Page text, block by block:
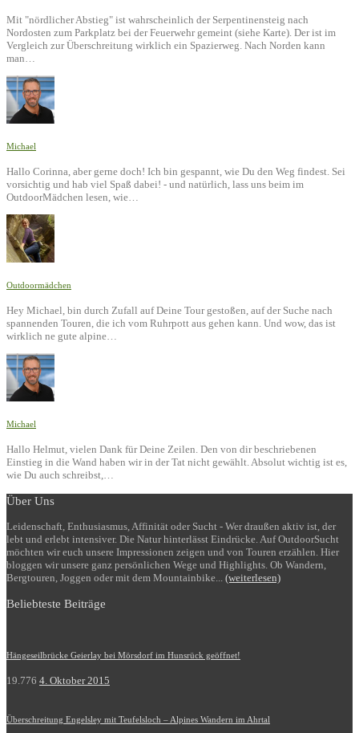
Mit "nördlicher Abstieg" ist wahrscheinlich der Serpentinensteig nach
Nordosten zum Parkplatz bei der Feuerwehr gemeint (siehe Karte). Der ist im
Vergleich zur Überschreitung wirklich ein Spazierweg. Nach Norden kann
man…
Michael
Hallo Corinna, aber gerne doch! Ich bin gespannt, wie Du den Weg findest. Sei
vorsichtig und hab viel Spaß dabei! - und natürlich, lass uns beim im
OutdoorMädchen lesen, wie…
Outdoormädchen
Hey Michael, bin durch Zufall auf Deine Tour gestoßen, auf der Suche nach
spannenden Touren, die ich vom Ruhrpott aus gehen kann. Und wow, das ist
wirklich ne gute alpine…
Michael
Hallo Helmut, vielen Dank für Deine Zeilen. Den von dir beschriebenen
Einstieg in die Wand haben wir in der Tat nicht gewählt. Absolut wichtig ist es,
wie Du auch schreibst,…
Über Uns
Leidenschaft, Enthusiasmus, Affinität oder Sucht - Wer draußen aktiv ist, der
lebt und erlebt intensiver. Die Natur hinterlässt Eindrücke. Auf OutdoorSucht
möchten wir euch unsere Impressionen zeigen und von Touren erzählen. Hier
bloggen wir unsere ganz persönlichen Wege und Highlights. Ob Wandern,
Bergtouren, Joggen oder mit dem Mountainbike... (weiterlesen)
Beliebteste Beiträge
Hängeseilbrücke Geierlay bei Mörsdorf im Hunsrück geöffnet!
19.776 4. Oktober 2015
Überschreitung Engelsley mit Teufelsloch – Alpines Wandern im Ahrtal